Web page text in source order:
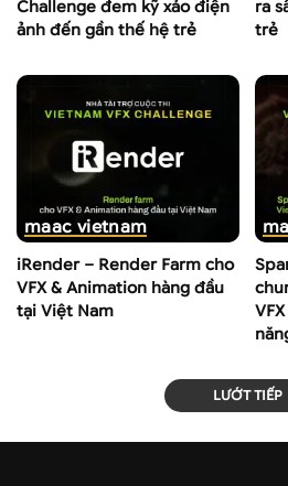
Challenge đem kỹ xảo điện
ảnh đến gần thế hệ trẻ
ra
trẻ
maac vietnam
iRender – Render Farm cho
VFX & Animation hàng đầu
tại Việt Nam
LƯỚT TIẾP